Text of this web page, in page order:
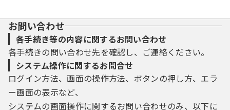
お問い合わせ
各手続き等の内容に関するお問い合わせ
各手続きの問い合わせ先を確認し、ご連絡ください。
システム操作に関するお問合せ
ログイン方法、画面の操作方法、ボタンの押し方、エラ
ー画面の表示など、
システムの画面操作に関するお問い合わせのみ、以下に